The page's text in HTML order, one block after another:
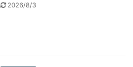
2026/8/3